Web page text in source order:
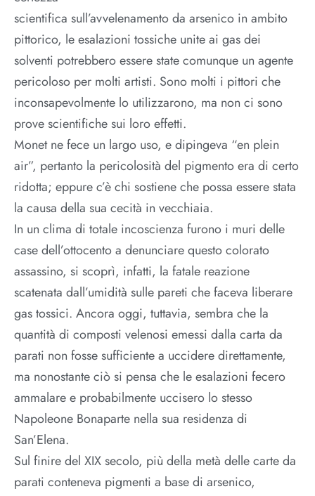
scientifica sull’avvelenamento da arsenico in ambito
pittorico, le esalazioni tossiche unite ai gas dei
solventi potrebbero essere state comunque un agente
pericoloso per molti artisti. Sono molti i pittori che
inconsapevolmente lo utilizzarono, ma non ci sono
prove scientifiche sui loro effetti.
Monet ne fece un largo uso, e dipingeva “en plein
air”, pertanto la pericolosità del pigmento era di certo
ridotta; eppure c’è chi sostiene che possa essere stata
la causa della sua cecità in vecchiaia.
In un clima di totale incoscienza furono i muri delle
case dell’ottocento a denunciare questo colorato
assassino, si scoprì, infatti, la fatale reazione
scatenata dall’umidità sulle pareti che faceva liberare
gas tossici. Ancora oggi, tuttavia, sembra che la
quantità di composti velenosi emessi dalla carta da
parati non fosse sufficiente a uccidere direttamente,
ma nonostante ciò si pensa che le esalazioni fecero
ammalare e probabilmente uccisero lo stesso
Napoleone Bonaparte nella sua residenza di
San’Elena.
Sul finire del XIX secolo, più della metà delle carte da
parati conteneva pigmenti a base di arsenico,